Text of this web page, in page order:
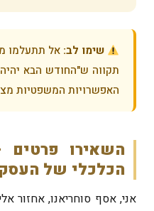
שימו לב: אל תתעלמו
תקווה ש"החודש הבא
האפשרויות המשפטיות
השאירו
הכלכלי של
אני, אסף סוחריאנו, אחזור